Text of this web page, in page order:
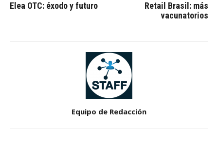
Elea OTC: éxodo y futuro
Retail Brasil: más
vacunatorios
Equipo de Redacción